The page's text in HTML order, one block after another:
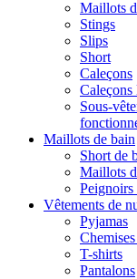
Maillots
Stings
Slips
Short
Caleçons
Caleçons
Sous-
Maillots de bain
Short de
Maillots
Peignoirs
Vêtements de
Pyjamas
T-shirts
Pantalons